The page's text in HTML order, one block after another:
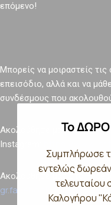
επόμενο!
Μπορείς να μοιραστείς
επεισόδιο, αλλά και να
συνδέσμους που
Ακολούθησέ μας στο
Instagram:
Ακολούθησέ μας στο
gr.facebook.com/
Το
Συμπλήρωσε
εντελώς
τελευταίου
Καλογήρου